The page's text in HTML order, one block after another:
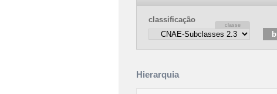
classificação
Hierarquia